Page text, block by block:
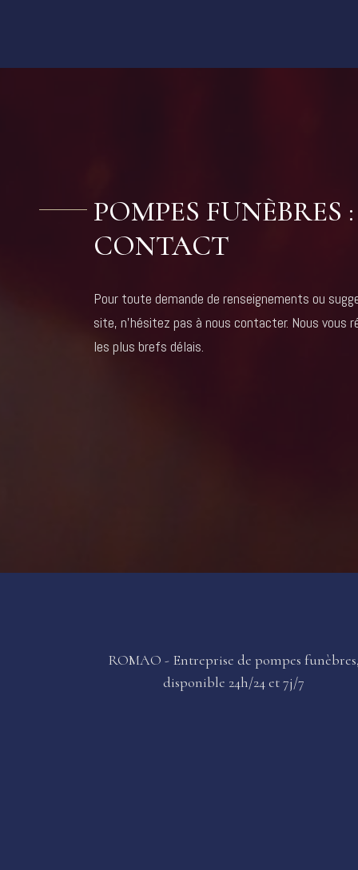
POMPES FUNÈBRES :
CONTACT
Pour toute demande de renseignements ou
site, n'hésitez pas à nous contacter. Nous vous
les plus brefs délais.
ROMAO - Entreprise de pompes
disponible 24h/24 et 7j/7